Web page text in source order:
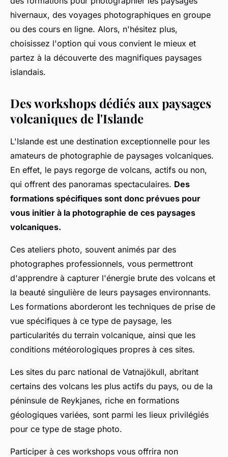
hivernaux, des voyages photographiques en groupe
ou des cours en ligne. Alors, n'hésitez plus,
choisissez l'option qui vous convient le mieux et
partez à la découverte des magnifiques paysages
islandais.
Des workshops dédiés aux paysages
volcaniques de l'Islande
L'Islande est une destination exceptionnelle pour les
amateurs de photographie de paysages volcaniques.
En effet, le pays regorge de volcans, actifs ou non,
qui offrent des panoramas spectaculaires. Des
formations spécifiques sont donc prévues pour
vous initier à la photographie de ces paysages
volcaniques.
Ces ateliers photo, souvent animés par des
photographes professionnels, vous permettront
d'apprendre à capturer l'énergie brute des volcans et
la beauté singulière de leurs paysages environnants.
Les formations aborderont les techniques de prise de
vue spécifiques à ce type de paysage, les
particularités du terrain volcanique, ainsi que les
conditions météorologiques propres à ces sites.
Les sites du parc national de Vatnajökull, abritant
certains des volcans les plus actifs du pays, ou de la
péninsule de Reykjanes, riche en formations
géologiques variées, sont parmi les lieux privilégiés
pour ce type de stage photo.
Participer à ces workshops vous offrira non